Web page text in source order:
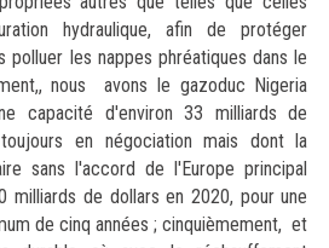
hydraulique, afin de protéger
polluer les nappes phréatiques dans le
nous avons le gazoduc Nigeria
capacité d'environ 33 milliards de
en négociation mais dont la
sans l'accord de l'Europe principal
milliards de dollars en 2020, pour une
de cinq années ; cinquièmement, et